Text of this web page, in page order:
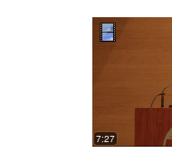
7:27